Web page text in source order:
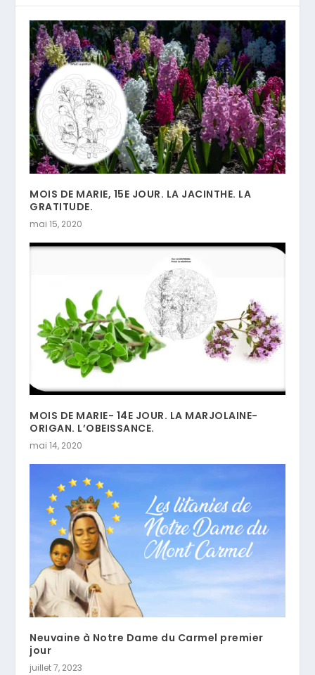
MOIS DE MARIE, 15E JOUR. LA JACINTHE. LA
GRATITUDE.
mai 15, 2020
MOIS DE MARIE- 14E JOUR. LA MARJOLAINE-
ORIGAN. L’OBEISSANCE.
mai 14, 2020
Neuvaine à Notre Dame du Carmel premier
jour
juillet 7, 2023